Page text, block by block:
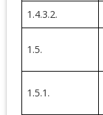
1.4.3.2.
1.5.
1.5.1.